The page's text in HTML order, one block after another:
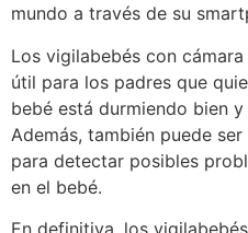
mundo a través de su
Los vigilabebés con
útil para los padres que
bebé está durmiendo bien
Además, también puede
para detectar posibles
en el bebé.
En definitiva, los